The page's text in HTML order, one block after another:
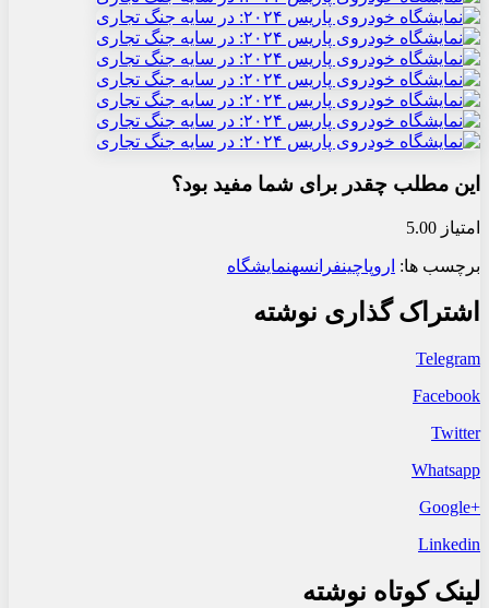
این مطلب چقدر برای شما مفید بود؟
امتیاز 5.00
برچسب ها: اروپاچینفرانسهنمایشگاه
اشتراک گذاری نوشته
Telegram
Facebook
Twitter
Whatsapp
+Google
Linkedin
لینک کوتاه نوشته